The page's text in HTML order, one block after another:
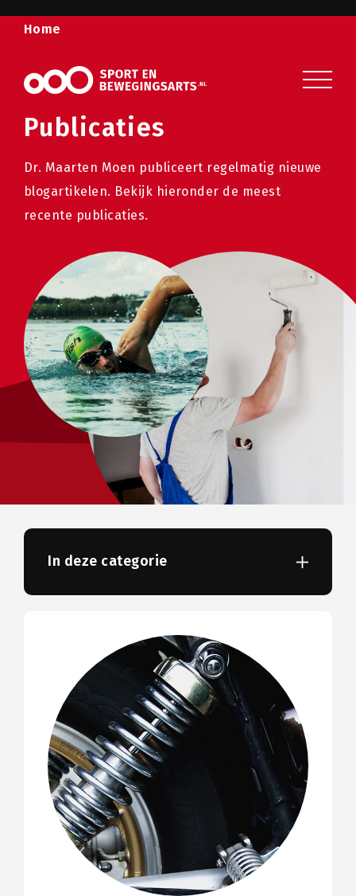
Home
Sport en beweging
Veelgestelde vragen
Over ons
Contact
Publicaties
Dr. Maarten Moen publiceert regelmatig nieuwe
blogartikelen. Bekijk hieronder de meest
recente publicaties.
In deze categorie